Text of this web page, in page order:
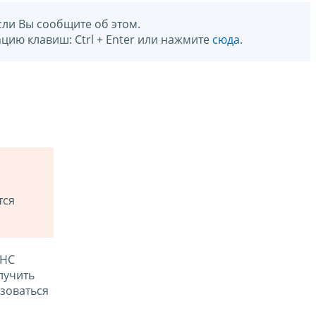
Вы сообщите об этом.
клавиш: Ctrl + Enter или нажмите сюда.